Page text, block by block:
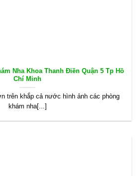
Nha Khoa Thanh Điền Quận 5 Tp Hồ
Chí Minh
trên khắp cả nước hình ảnh các phòng
khám nha[...]